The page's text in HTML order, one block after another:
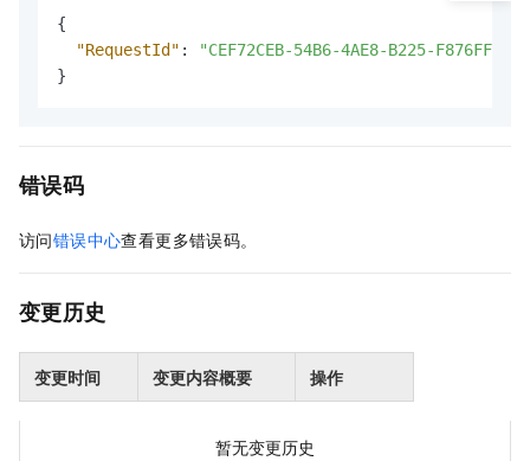
{
"RequestId" :
"CEF72CEB-54B6-4AE8-B225-
}
错误码
访问错误中心查看更多错误码。
变更历史
变更时间 变更内容概要 操作
暂无变更历史